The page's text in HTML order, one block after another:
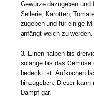
Gewürze dazugeben und
Sellerie, Karotten,
zugeben und für einige
anfängt weich zu werden.
3. Einen halben bis
solange bis das Gemüse
bedeckt ist. Aufkochen
hinzugeben. Dieser kann
Dampf gar.